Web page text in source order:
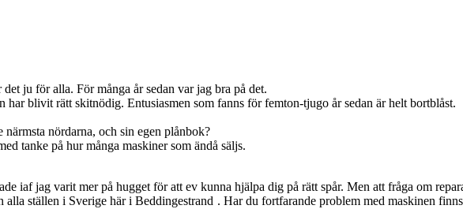
ju för alla. För många år sedan var jag bra på det.
har blivit rätt skitnödig. Entusiasmen som fanns för femton-tjugo år sedan är helt bortblåst.
nördarna, och sin egen plånbok?
tanke på hur många maskiner som ändå säljs.
iaf jag varit mer på hugget för att ev kunna hjälpa dig på rätt spår. Men att fråga om
alla ställen i Sverige här i Beddingestrand . Har du fortfarande problem med maskinen